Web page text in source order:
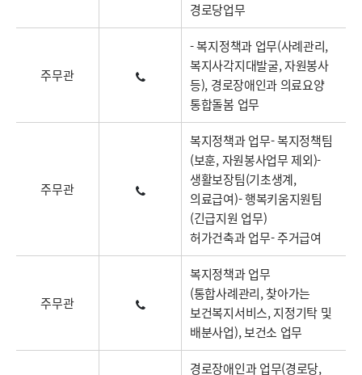
경로당업무
주무관
- 복지정책과 업무(사례관리,
복지사각지대발굴, 자원봉사
등), 경로장애인과 의료요양
통합돌봄 업무
주무관
복지정책과 업무- 복지정책팀
(보훈, 자원봉사업무 제외)-
생활보장팀(기초생계,
의료급여)- 행복키움지원팀
(긴급지원 업무)
허가건축과 업무- 주거급여
주무관
복지정책과 업무
(통합사례관리, 찾아가는
보건복지서비스, 지정기탁 및
배분사업), 보건소 업무
경로장애인과 업무(경로당,